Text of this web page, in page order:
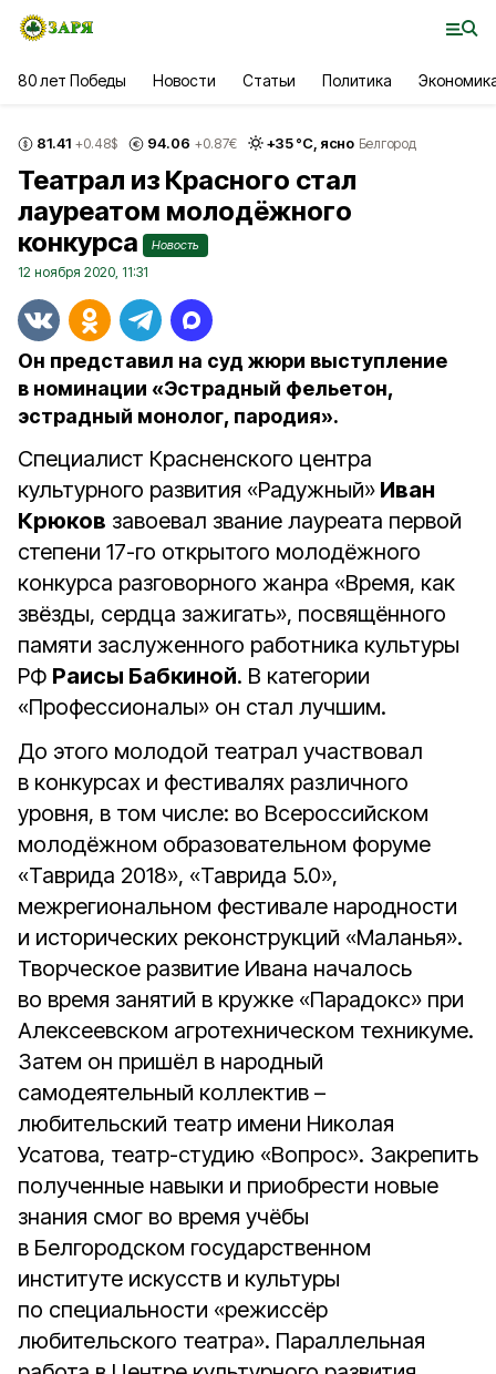
80 лет Победы Новости Статьи Политика
81.41 +0.48$ 94.06 +0.87€ +35°С, ясно Белгород
Театрал из Красного стал
лауреатом молодёжного
конкурса
Новость
12 ноября 2020, 11:31
Он представил на суд жюри выступление
в номинации «Эстрадный фельетон,
эстрадный монолог, пародия».
Специалист Красненского центра
культурного развития «Радужный» Иван
Крюков завоевал звание лауреата первой
степени 17-го открытого молодёжного
конкурса разговорного жанра «Время, как
звёзды, сердца зажигать», посвящённого
памяти заслуженного работника культуры
РФ Раисы Бабкиной. В категории
«Профессионалы» он стал лучшим.
До этого молодой театрал участвовал
в конкурсах и фестивалях различного
уровня, в том числе: во Всероссийском
молодёжном образовательном форуме
«Таврида 2018», «Таврида 5.0»,
межрегиональном фестивале народности
и исторических реконструкций «Маланья».
Творческое развитие Ивана началось
во время занятий в кружке «Парадокс» при
Алексеевском агротехническом техникуме.
Затем он пришёл в народный
самодеятельный коллектив –
любительский театр имени Николая
Усатова, театр-студию «Вопрос». Закрепить
полученные навыки и приобрести новые
знания смог во время учёбы
в Белгородском государственном
институте искусств и культуры
по специальности «режиссёр
любительского театра». Параллельная